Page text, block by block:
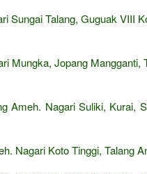
Sungai Talang, Guguak VIII
Mungka, Jopang Mangganti,
Ameh. Nagari Suliki, Kurai,
Nagari Koto Tinggi, Talang